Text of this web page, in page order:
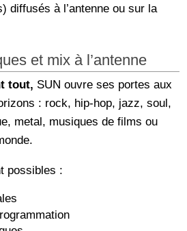
diffusés à l’antenne ou sur la
et mix à l’antenne
tout, SUN ouvre ses portes aux
: rock, hip-hop, jazz, soul,
metal, musiques de films ou
possibles :